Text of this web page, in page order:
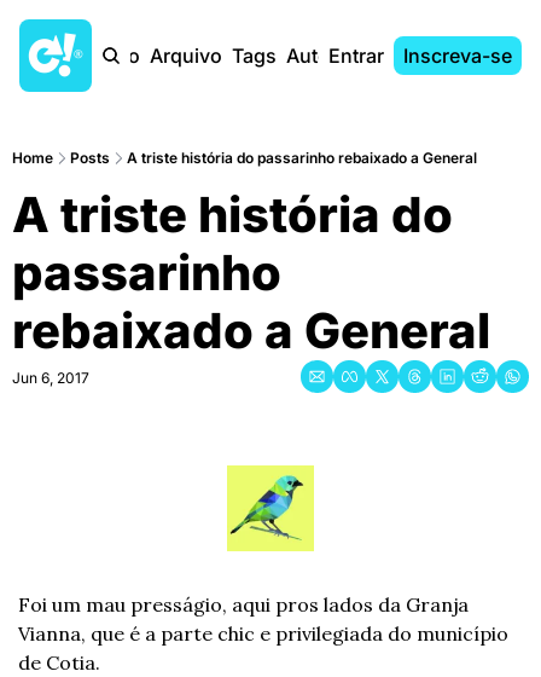
Início Arquivo Tags AutoresEntrar Inscreva-se
Home Posts A triste história do passarinho rebaixado a General
A triste história do
passarinho
rebaixado a General
Jun 6, 2017
Foi um mau presságio, aqui pros lados da Granja
Vianna, que é a parte chic e privilegiada do município
de Cotia.